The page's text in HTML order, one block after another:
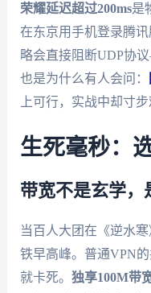
荣耀延迟超过200ms是
在东京用手机登录腾
略会直接阻断UDP协
也是为什么有人会问：
上可行，实战中却寸步
生死毫秒：
带宽不是玄学，
当百人大团在《逆水
铁早高峰。普通VPN
就卡死。 独享100M带